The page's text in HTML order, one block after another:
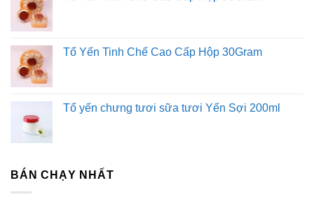
Tổ Yến Tinh Chế Cao Cấp Hộp 30Gram
Tổ yến chưng tươi sữa tươi Yến Sợi 200ml
BÁN CHẠY NHẤT